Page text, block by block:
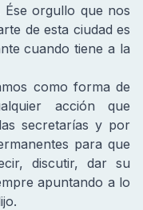
Ése orgullo que nos
de esta ciudad es
cuando tiene a la
como forma de
acción que
secretarías y por
para que
discutir, dar su
apuntando a lo